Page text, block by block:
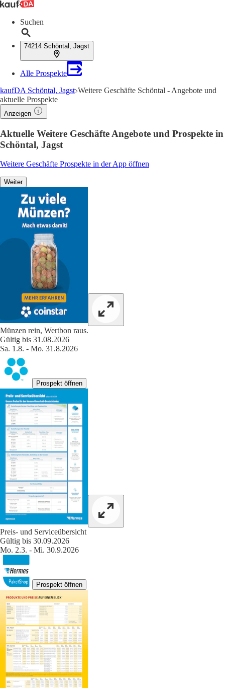
Suchen
74214 Schöntal, Jagst
Alle Prospekte
kaufDA Schöntal, Jagst Weitere Geschäfte Schöntal - Angebote und
aktuelle Prospekte
Anzeigen
Aktuelle Weitere Geschäfte Angebote und Prospekte in
Schöntal, Jagst
Weitere Geschäfte Prospekte in der App öffnen
Weiter
Münzen rein, Wertbon raus.
Gültig bis 31.08.2026
Sa. 1.8. - Mo. 31.8.2026
Prospekt öffnen
Preis- und Serviceübersicht
Gültig bis 30.09.2026
Mo. 2.3. - Mi. 30.9.2026
Prospekt öffnen